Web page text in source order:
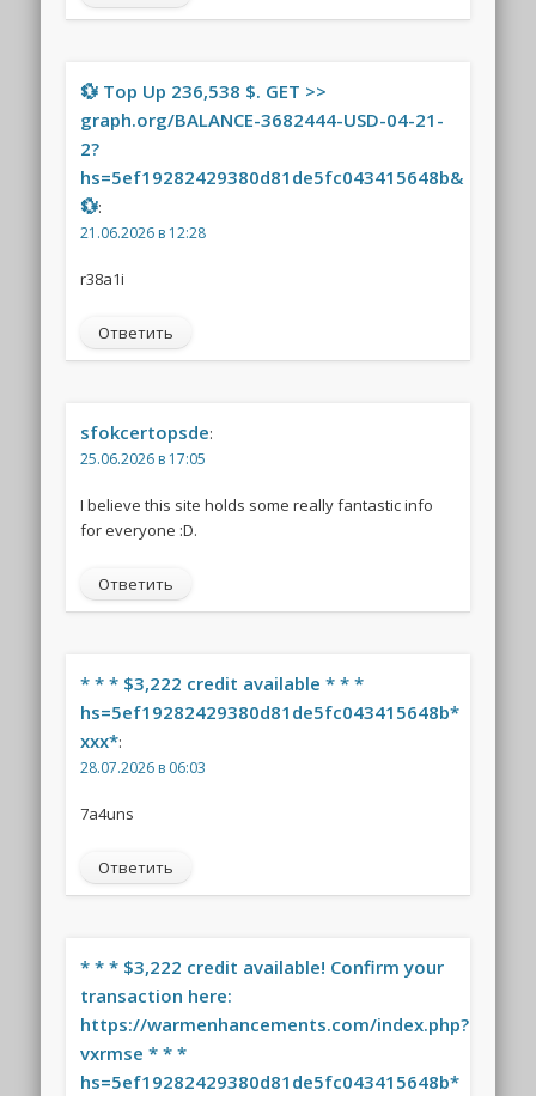
💱 Top Up 236,538 $. GET >>
graph.org/BALANCE-3682444-USD-04-21-
2?
hs=5ef19282429380d81de5fc043415648b&
💱:
21.06.2026 в 12:28
r38a1i
Ответить
sfokcertopsde:
25.06.2026 в 17:05
I believe this site holds some really fantastic info
for everyone :D.
Ответить
* * * $3,222 credit available * * *
hs=5ef19282429380d81de5fc043415648b*
ххх*:
28.07.2026 в 06:03
7a4uns
Ответить
* * * $3,222 credit available! Confirm your
transaction here:
https://warmenhancements.com/index.php?
vxrmse * * *
hs=5ef19282429380d81de5fc043415648b*